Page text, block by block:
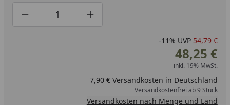
Produktmenge um eins verringern
Produktmenge manuell eingeben
Produktmenge um eins erhöhen
-11% UVP 54,79 €
48,25 €
inkl. 19% MwSt.
7,90 € Versandkosten in Deutschland
Versandkostenfrei ab 9 Stück
Versandkosten nach Menge und Land